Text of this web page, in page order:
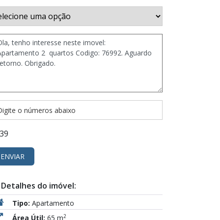
ENVIAR
do imóvel:
Tipo: Apartamento
Área Útil: 65 m2